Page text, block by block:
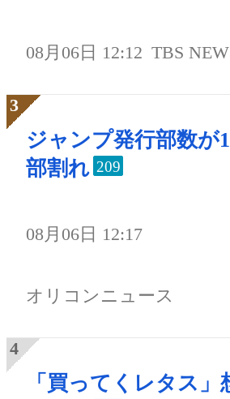
08月06日 12:12 TBS
ジャンプ発行部数が
部割れ 209
08月06日 12:17
オリコンニュース
「買ってくレタス」